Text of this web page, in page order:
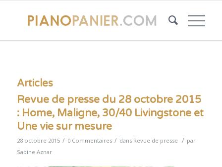
Articles
Revue de presse du 28 octobre 2015
: Home, Maligne, 30/40 Livingstone et
Une vie sur mesure
28 octobre 2015 / 0 Commentaires / dans Revue de presse / par
Sabine Aznar